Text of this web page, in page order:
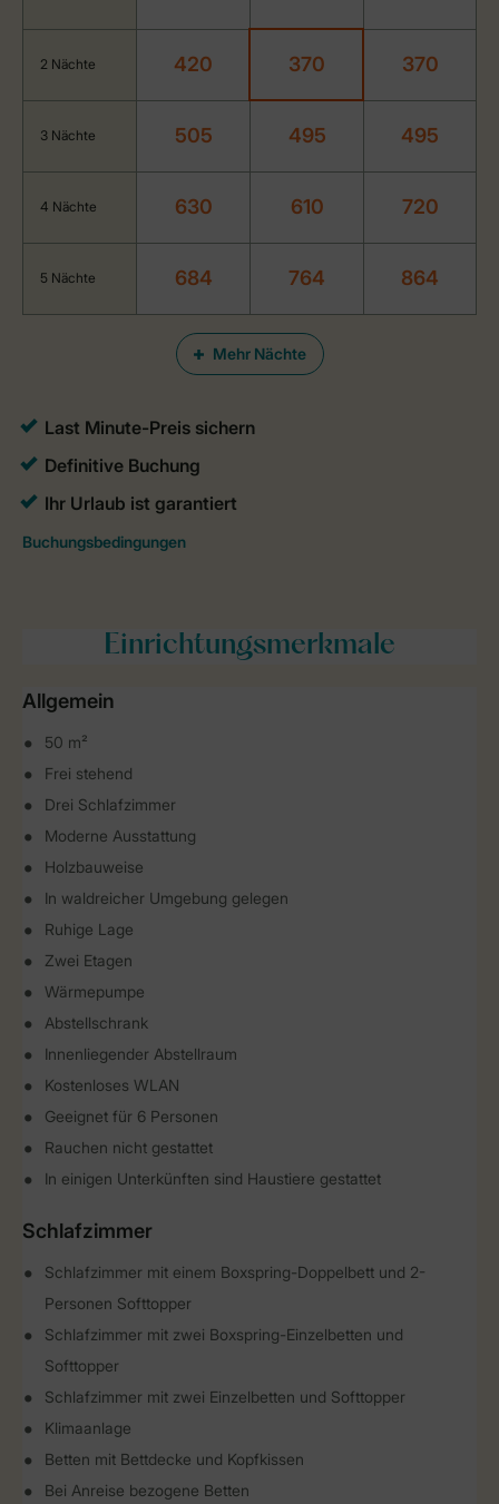
Mehr Nächte
2 Nächte 420 370 370
3 Nächte 505 495 495
4 Nächte 630 610 720
5 Nächte 684 764 864
Einrichtungsmerkmale
Allgemein
50 m²
Frei stehend
Drei Schlafzimmer
Moderne Ausstattung
Holzbauweise
In waldreicher Umgebung gelegen
Ruhige Lage
Zwei Etagen
Wärmepumpe
Abstellschrank
Innenliegender Abstellraum
Kostenloses WLAN
Geeignet für 6 Personen
Rauchen nicht gestattet
In einigen Unterkünften sind Haustiere gestattet
Schlafzimmer
Schlafzimmer mit einem Boxspring-Doppelbett und 2-
Personen Softtopper
Schlafzimmer mit zwei Boxspring-Einzelbetten und
Softtopper
Schlafzimmer mit zwei Einzelbetten und Softtopper
Klimaanlage
Betten mit Bettdecke und Kopfkissen
Bei Anreise bezogene Betten